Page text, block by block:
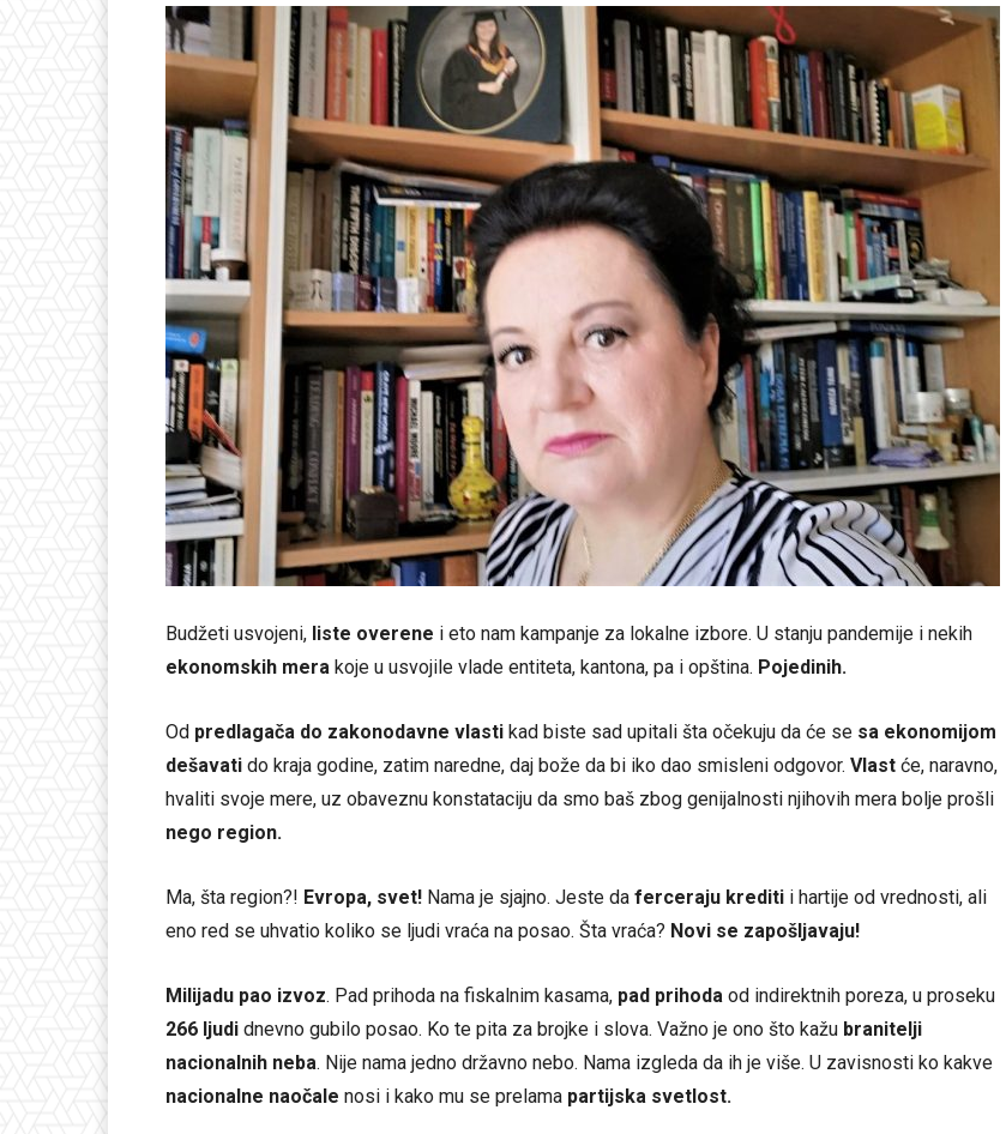
Budžeti usvojeni, liste overene i eto nam kampanje za lokalne izbore. U stanju pandemije i nekih
ekonomskih mera koje u usvojile vlade entiteta, kantona, pa i opština. Pojedinih.
Od predlagača do zakonodavne vlasti kad biste sad upitali šta očekuju da će se sa ekonomijom
dešavati do kraja godine, zatim naredne, daj bože da bi iko dao smisleni odgovor. Vlast će, naravno,
hvaliti svoje mere, uz obaveznu konstataciju da smo baš zbog genijalnosti njihovih mera bolje prošli
nego region.
Ma, šta region?! Evropa, svet! Nama je sjajno. Jeste da ferceraju krediti i hartije od vrednosti, ali
eno red se uhvatio koliko se ljudi vraća na posao. Šta vraća? Novi se zapošljavaju!
Milijadu pao izvoz. Pad prihoda na fiskalnim kasama, pad prihoda od indirektnih poreza, u proseku
266 ljudi dnevno gubilo posao. Ko te pita za brojke i slova. Važno je ono što kažu branitelji
nacionalnih neba. Nije nama jedno državno nebo. Nama izgleda da ih je više. U zavisnosti ko kakve
nacionalne naočale nosi i kako mu se prelama partijska svetlost.